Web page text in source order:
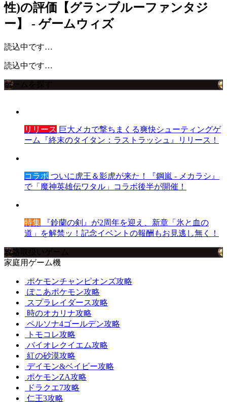
性)の評価【グランブルーファンタジ
ー】 - ゲームウィズ
読込中です…
読込中です…
ゲームを探す
リリース 巨大メカで撃ちまくる爽快シューティングゲ
ーム『終末のタイタン：ラストラッシュ』リリース！
コラボ ついに虎王＆影虎が来た！『鋼嵐 - メカラシ』
で「魔神英雄伝ワタル」コラボ後半が開催！
特集 『鈴蘭の剣』が2周年を迎え、新章「氷と血の
道」を解禁ッ！記念イベントの報酬もお見逃し無く！
攻略取扱いゲーム
家庭用ゲーム機
ポケモンチャンピオンズ攻略
ぽこあポケモン攻略
スプラレイダース攻略
時のオカリナ攻略
ペルソナ4ゴールデン攻略
トモコレ攻略
バイオレクイエム攻略
紅の砂漠攻略
デイモン&ベイビー攻略
ポケモンZA攻略
ドラクエ7攻略
仁王3攻略